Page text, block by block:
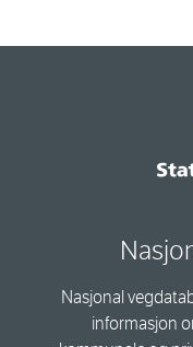
Nasjonal
informasjon